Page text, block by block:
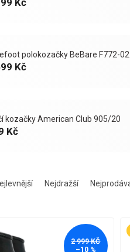
polokozačky BeBare F772-
Kč
kozačky American Club 905/20
Kč
Nejdražší
2 999 KČ
–10 %